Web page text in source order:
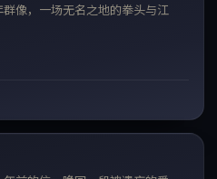
像，一场无名之地的拳头与江